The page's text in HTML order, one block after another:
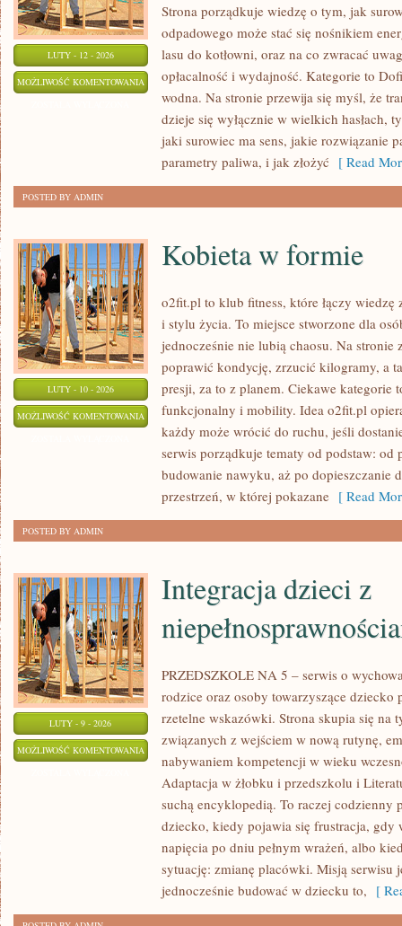
LUTY - 12 - 2026
MOŻLIWOŚĆ KOMENTOWANIA TECHNOLOGIE
INNOWACJE
Strona porządkuje wiedzę o tym, jak
odpadowego może stać się nośnikiem
lasu do kotłowni, oraz na co zwracać
opłacalność i wydajność. Kategorie to
wodna. Na stronie przewija się myśl, że
dzieje się wyłącznie w wielkich hasłach,
jaki surowiec ma sens, jakie rozwiązanie
parametry paliwa, i jak złożyć [ Read
POSTED BY ADMIN
LUTY - 10 - 2026
MOŻLIWOŚĆ KOMENTOWANIA KOBIETA
FORMIE
Kobieta w formie
o2fit.pl to klub fitness, które łączy
i stylu życia. To miejsce stworzone dla
jednocześnie nie lubią chaosu. Na stronie
poprawić kondycję, zrzucić kilogramy, a
presji, za to z planem. Ciekawe kategorie
funkcjonalny i mobility. Idea o2fit.pl
każdy może wrócić do ruchu, jeśli
serwis porządkuje tematy od podstaw: od
budowanie nawyku, aż po dopieszczanie
przestrzeń, w której pokazane [ Read
POSTED BY ADMIN
LUTY - 9 - 2026
MOŻLIWOŚĆ KOMENTOWANIA INTEGRACJA
NIEPEŁNOSPRAWNOŚCIAMI
Integracja dzieci z
PRZEDSZKOLE NA 5 – serwis o
rodzice oraz osoby towarzyszące dziecko
rzetelne wskazówki. Strona skupia się na
związanych z wejściem w nową rutynę,
nabywaniem kompetencji w wieku
Adaptacja w żłobku i przedszkolu i
suchą encyklopedią. To raczej
dziecko, kiedy pojawia się frustracja, gdy
napięcia po dniu pełnym wrażeń, albo
sytuację: zmianę placówki. Misją serwisu
jednocześnie budować w dziecku to, [